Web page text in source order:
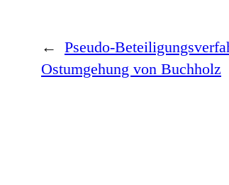
← Pseudo-
Ostumgehung von Buchholz